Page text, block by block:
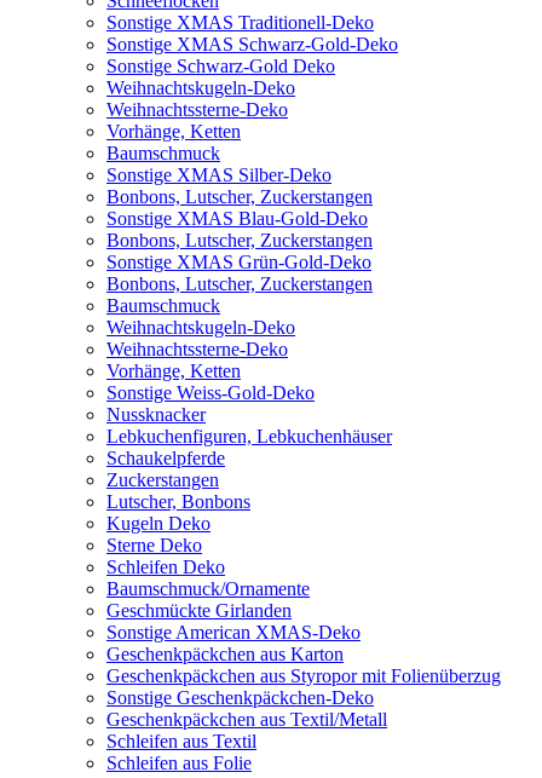
Sonstige XMAS Traditionell-Deko
Sonstige XMAS Schwarz-Gold-Deko
Sonstige Schwarz-Gold Deko
Weihnachtskugeln-Deko
Weihnachtssterne-Deko
Vorhänge, Ketten
Baumschmuck
Sonstige XMAS Silber-Deko
Bonbons, Lutscher, Zuckerstangen
Sonstige XMAS Blau-Gold-Deko
Bonbons, Lutscher, Zuckerstangen
Sonstige XMAS Grün-Gold-Deko
Bonbons, Lutscher, Zuckerstangen
Baumschmuck
Weihnachtskugeln-Deko
Weihnachtssterne-Deko
Vorhänge, Ketten
Sonstige Weiss-Gold-Deko
Nussknacker
Lebkuchenfiguren, Lebkuchenhäuser
Schaukelpferde
Zuckerstangen
Lutscher, Bonbons
Kugeln Deko
Sterne Deko
Schleifen Deko
Baumschmuck/Ornamente
Geschmückte Girlanden
Sonstige American XMAS-Deko
Geschenkpäckchen aus Karton
Geschenkpäckchen aus Styropor mit Folienüberzug
Sonstige Geschenkpäckchen-Deko
Geschenkpäckchen aus Textil/Metall
Schleifen aus Textil
Schleifen aus Folie